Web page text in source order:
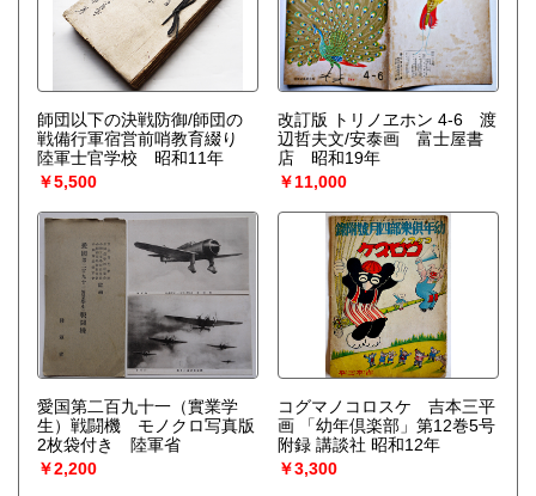
師団以下の決戦防御/師団の
戦備行軍宿営前哨教育綴り
陸軍士官学校 昭和11年
￥5,500
改訂版 トリノヱホン 4-6 渡
辺哲夫文/安泰画 富士屋書
店 昭和19年
￥11,000
愛国第二百九十一（實業学
生）戦闘機 モノクロ写真版
2枚袋付き 陸軍省
￥2,200
コグマノコロスケ 吉本三平
画 「幼年倶楽部」第12巻5号
附録 講談社 昭和12年
￥3,300